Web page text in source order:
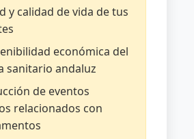
y calidad de vida de tus
económica del
sanitario andaluz
de eventos
relacionados con